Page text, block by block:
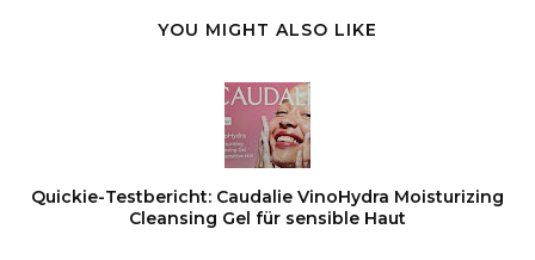
YOU MIGHT ALSO LIKE
Quickie-Testbericht: Caudalie VinoHydra Moisturizing
Cleansing Gel für sensible Haut